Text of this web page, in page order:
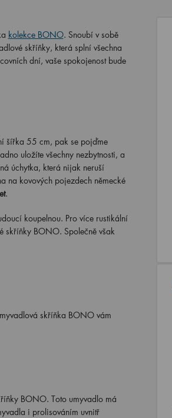
kolekce BONO. Snoubí v sobě
skříňky, která splní všechna
dní, vaše spokojenost bude
šířka 55 cm, pak se pojďme
uložíte všechny nezbytnosti, a
úchytka, která nijak neruší
na kovových pojezdech německé
.
koupelnou. Pro více rustikální
skříňky BONO. Společně však
skříňka BONO vám
BONO. Toto umyvadlo má
i prolisováním uvnitř